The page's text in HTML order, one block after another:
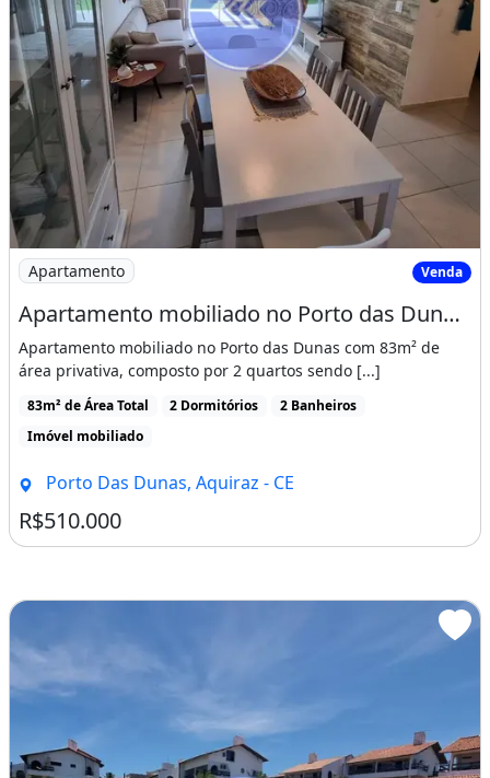
Imagem: Apartamento mobiliado no Porto das Dunas
Apartamento Venda
Apartamento mobiliado no Porto das Dunas com 2 quartos
Apartamento mobiliado no Porto das Dunas com 83m² de
área privativa, composto por 2 quartos sendo [...]
83m² de Área Total 2 Dormitórios
2 Banheiros
Imóvel mobiliado
Porto Das Dunas, Aquiraz - CE
R$510.000